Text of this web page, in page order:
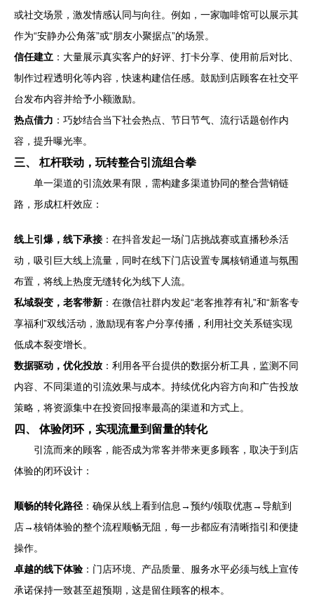
或社交场景，激发情感认同与向往。例如，一家咖啡馆可以展示其
作为“安静办公角落”或“朋友小聚据点”的场景。
信任建立 ：大量展示真实客户的好评、打卡分享、使用前后对比、
制作过程透明化等内容，快速构建信任感。鼓励到店顾客在社交平
台发布内容并给予小额激励。
热点借力 ：巧妙结合当下社会热点、节日节气、流行话题创作内
容，提升曝光率。
三、 杠杆联动，玩转整合引流组合拳
单一渠道的引流效果有限，需构建多渠道协同的整合营销链
路，形成杠杆效应：
线上引爆，线下承接 ：在抖音发起一场门店挑战赛或直播秒杀活
动，吸引巨大线上流量，同时在线下门店设置专属核销通道与氛围
布置，将线上热度无缝转化为线下人流。
私域裂变，老客带新 ：在微信社群内发起“老客推荐有礼”和“新客专
享福利”双线活动，激励现有客户分享传播，利用社交关系链实现
低成本裂变增长。
数据驱动，优化投放 ：利用各平台提供的数据分析工具，监测不同
内容、不同渠道的引流效果与成本。持续优化内容方向和广告投放
策略，将资源集中在投资回报率最高的渠道和方式上。
四、 体验闭环，实现流量到留量的转化
引流而来的顾客，能否成为常客并带来更多顾客，取决于到店
体验的闭环设计：
顺畅的转化路径 ：确保从线上看到信息→预约/领取优惠→导航到
店→核销体验的整个流程顺畅无阻，每一步都应有清晰指引和便捷
操作。
卓越的线下体验 ：门店环境、产品质量、服务水平必须与线上宣传
承诺保持一致甚至超预期，这是留住顾客的根本。